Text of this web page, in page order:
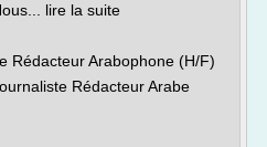
lire la suite
Rédacteur Arabophone (H/F)
Rédacteur Arabe